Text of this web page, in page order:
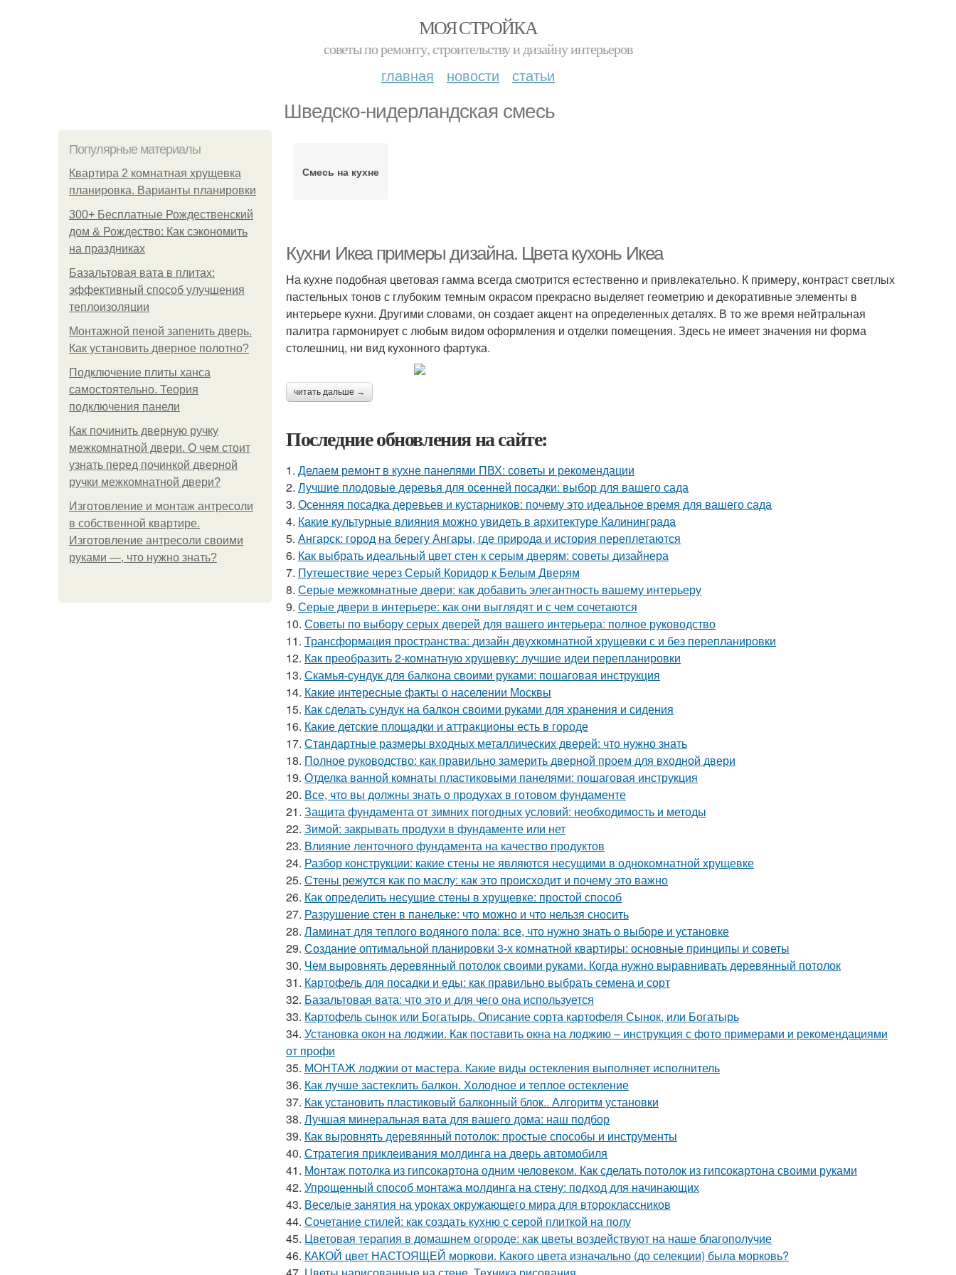
МОЯ СТРОЙКА
советы по ремонту, строительству и дизайну интерьеров
главная новости статьи
Шведско-нидерландская смесь
Популярные материалы
Квартира 2 комнатная хрущевка
планировка. Варианты планировки
300+ Бесплатные Рождественский
дом & Рождество: Как сэкономить
на праздниках
Базальтовая вата в плитах:
эффективный способ улучшения
теплоизоляции
Монтажной пеной запенить дверь.
Как установить дверное полотно?
Подключение плиты ханса
самостоятельно. Теория
подключения панели
Как починить дверную ручку
межкомнатной двери. О чем стоит
узнать перед починкой дверной
ручки межкомнатной двери?
Изготовление и монтаж антресоли
в собственной квартире.
Изготовление антресоли своими
руками —, что нужно знать?
Смесь на кухне
Кухни Икеа примеры дизайна. Цвета кухонь Икеа
На кухне подобная цветовая гамма всегда смотрится естественно и привлекательно. К примеру, контраст светлых
пастельных тонов с глубоким темным окрасом прекрасно выделяет геометрию и декоративные элементы в
интерьере кухни. Другими словами, он создает акцент на определенных деталях. В то же время нейтральная
палитра гармонирует с любым видом оформления и отделки помещения. Здесь не имеет значения ни форма
столешниц, ни вид кухонного фартука.
читать дальше →
Последние обновления на сайте:
1. Делаем ремонт в кухне панелями ПВХ: советы и рекомендации
2. Лучшие плодовые деревья для осенней посадки: выбор для вашего сада
3. Осенняя посадка деревьев и кустарников: почему это идеальное время для вашего сада
4. Какие культурные влияния можно увидеть в архитектуре Калининграда
5. Ангарск: город на берегу Ангары, где природа и история переплетаются
6. Как выбрать идеальный цвет стен к серым дверям: советы дизайнера
7. Путешествие через Серый Коридор к Белым Дверям
8. Серые межкомнатные двери: как добавить элегантность вашему интерьеру
9. Серые двери в интерьере: как они выглядят и с чем сочетаются
10. Советы по выбору серых дверей для вашего интерьера: полное руководство
11. Трансформация пространства: дизайн двухкомнатной хрущевки с и без перепланировки
12. Как преобразить 2-комнатную хрущевку: лучшие идеи перепланировки
13. Скамья-сундук для балкона своими руками: пошаговая инструкция
14. Какие интересные факты о населении Москвы
15. Как сделать сундук на балкон своими руками для хранения и сидения
16. Какие детские площадки и аттракционы есть в городе
17. Стандартные размеры входных металлических дверей: что нужно знать
18. Полное руководство: как правильно замерить дверной проем для входной двери
19. Отделка ванной комнаты пластиковыми панелями: пошаговая инструкция
20. Все, что вы должны знать о продухах в готовом фундаменте
21. Защита фундамента от зимних погодных условий: необходимость и методы
22. Зимой: закрывать продухи в фундаменте или нет
23. Влияние ленточного фундамента на качество продуктов
24. Разбор конструкции: какие стены не являются несущими в однокомнатной хрущевке
25. Стены режутся как по маслу: как это происходит и почему это важно
26. Как определить несущие стены в хрущевке: простой способ
27. Разрушение стен в панельке: что можно и что нельзя сносить
28. Ламинат для теплого водяного пола: все, что нужно знать о выборе и установке
29. Создание оптимальной планировки 3-х комнатной квартиры: основные принципы и советы
30. Чем выровнять деревянный потолок своими руками. Когда нужно выравнивать деревянный потолок
31. Картофель для посадки и еды: как правильно выбрать семена и сорт
32. Базальтовая вата: что это и для чего она используется
33. Картофель сынок или Богатырь. Описание сорта картофеля Сынок, или Богатырь
34. Установка окон на лоджии. Как поставить окна на лоджию – инструкция с фото примерами и рекомендациями
от профи
35. МОНТАЖ лоджии от мастера. Какие виды остекления выполняет исполнитель
36. Как лучше застеклить балкон. Холодное и теплое остекление
37. Как установить пластиковый балконный блок.. Алгоритм установки
38. Лучшая минеральная вата для вашего дома: наш подбор
39. Как выровнять деревянный потолок: простые способы и инструменты
40. Стратегия приклеивания молдинга на дверь автомобиля
41. Монтаж потолка из гипсокартона одним человеком. Как сделать потолок из гипсокартона своими руками
42. Упрощенный способ монтажа молдинга на стену: подход для начинающих
43. Веселые занятия на уроках окружающего мира для второклассников
44. Сочетание стилей: как создать кухню с серой плиткой на полу
45. Цветовая терапия в домашнем огороде: как цветы воздействуют на наше благополучие
46. КАКОЙ цвет НАСТОЯЩЕЙ моркови. Какого цвета изначально (до селекции) была морковь?